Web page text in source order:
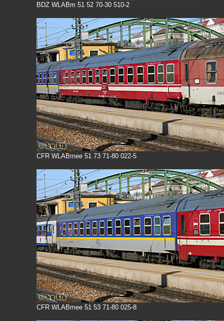
BDZ WLABm 51 52 70-30 510-2
CFR WLABmee 51 73 71-80 022-5
CFR WLABmee 51 53 71-80 025-8